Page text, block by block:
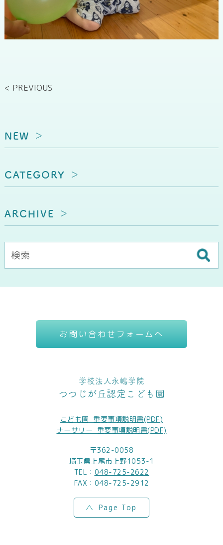
< PREVIOUS
NEW
CATEGORY
ARCHIVE
お問い合わせフォームへ
学校法人永嶋学院
つつじが丘認定こども園
こども園_重要事項説明書(PDF)
ナーサリー_重要事項説明書(PDF)
〒362-0058
埼玉県上尾市上野1053-1
TEL： 048-725-2622
FAX：048-725-2912
Page Top